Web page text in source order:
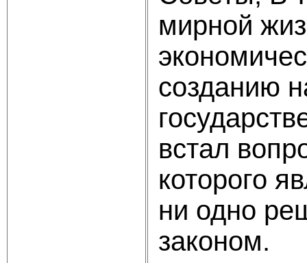
мирной
созданию
встал
которого
ни одно
законом.